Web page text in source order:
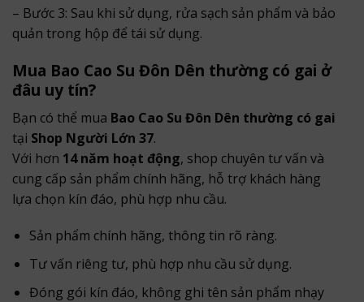
– Bước 3: Sau khi sử dụng, rửa sạch sản phẩm và bảo
quản trong hộp để tái sử dụng.
Mua Bao Cao Su Đôn Dên thường có gai ở
đâu uy tín?
Bạn có thể mua Bao Cao Su Đôn Dên thường có gai
tại Shop Người Lớn 37.
Với hơn 14 năm hoạt động, shop chuyên tư vấn và
cung cấp sản phẩm chính hãng, hỗ trợ khách hàng
lựa chọn kín đáo, phù hợp nhu cầu.
Sản phẩm chính hãng, thông tin rõ ràng.
Tư vấn riêng tư, phù hợp nhu cầu sử dụng.
Đóng gói kín đáo, không ghi tên sản phẩm nhạy